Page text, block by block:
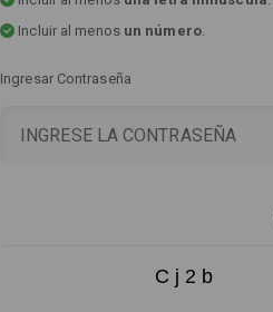
Incluir al menos un número.
Ingresar Contraseña
C j 2 b